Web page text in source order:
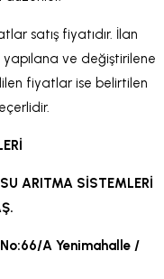
satış fiyatıdır. İlan
ve değiştirilene
fiyatlar ise belirtilen
ARITMA SİSTEMLERİ
A Yenimahalle /